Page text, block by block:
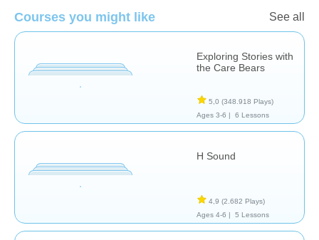
Courses you might like See all
Exploring Stories with
the Care Bears
5,0 (348.918 Plays)
Ages 3-6 |
6 Lessons
H Sound
4,9 (2.682 Plays)
Ages 4-6 |
5 Lessons